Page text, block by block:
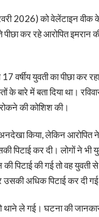
2026) को वेलेंटाइन वीक
पीछा कर रहे आरोपित
वर्षीय युवती का पीछा कर
के बारे में बता दिया था।
की कोशिश की।
किया, लेकिन आरोपित
पिटाई कर दी। लोगों ने
की गई तो वह युवती से
उसकी अधिक पिटाई कर दी
ले गई। घटना की जानकारी